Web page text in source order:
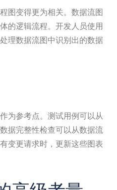
图变得更为相关。数据流图
的逻辑流程。开发人员使用
理数据流图中识别出的数据
为参考点。测试用例可以从
据完整性检查可以从数据流
变更请求时，更新这些图表